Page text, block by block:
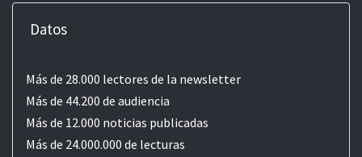
Datos
Más de 28.000 lectores de la newsletter
Más de 44.200 de audiencia
Más de 12.000 noticias publicadas
Más de 24.000.000 de lecturas